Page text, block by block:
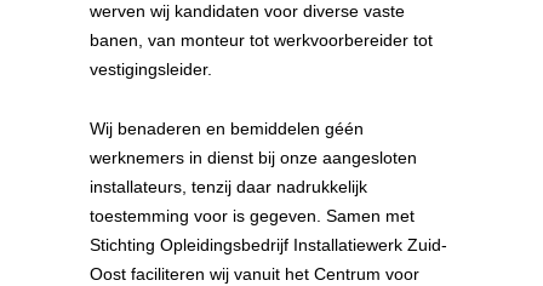
werven wij kandidaten voor diverse vaste
banen, van monteur tot werkvoorbereider tot
vestigingsleider.
Wij benaderen en bemiddelen géén
werknemers in dienst bij onze aangesloten
installateurs, tenzij daar nadrukkelijk
toestemming voor is gegeven. Samen met
Stichting Opleidingsbedrijf Installatiewerk Zuid-
Oost faciliteren wij vanuit het Centrum voor